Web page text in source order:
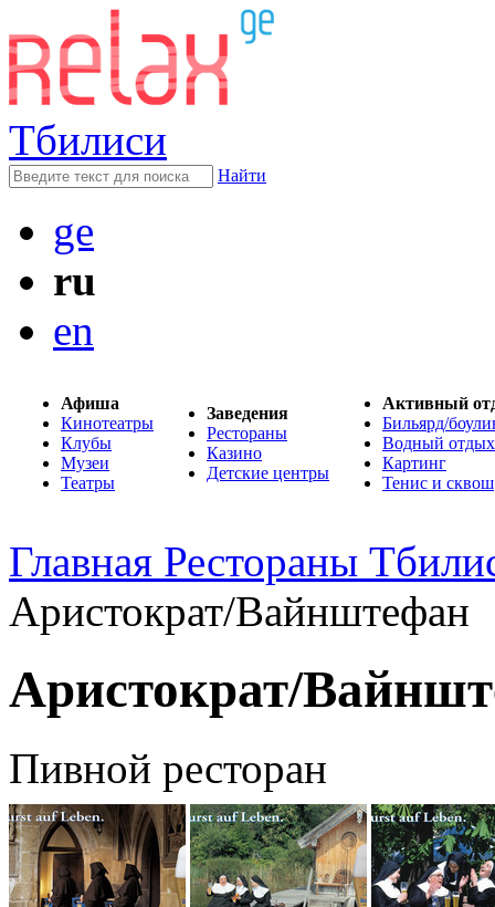
Тбилиси
Найти
ge
ru
en
Афиша
Кинотеатры
Клубы
Музеи
Театры
Заведения
Рестораны
Казино
Детские центры
Активный
Бильярд/
Водный отдых
Картинг
Тенис и сквош
Главная Рестораны
Аристократ/Вайнштефан
Аристократ/
Пивной ресторан